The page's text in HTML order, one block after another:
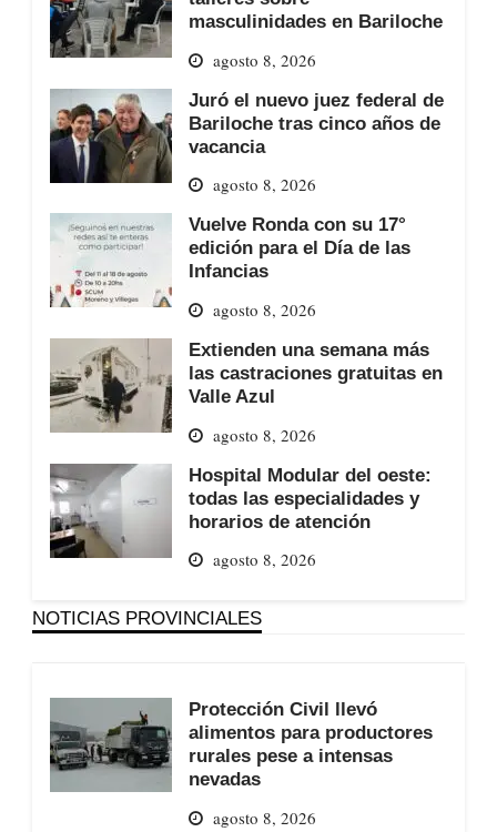
masculinidades en Bariloche
agosto 8, 2026
Juró el nuevo juez federal de
Bariloche tras cinco años de
vacancia
agosto 8, 2026
Vuelve Ronda con su 17°
edición para el Día de las
Infancias
agosto 8, 2026
Extienden una semana más
las castraciones gratuitas en
Valle Azul
agosto 8, 2026
Hospital Modular del oeste:
todas las especialidades y
horarios de atención
agosto 8, 2026
NOTICIAS PROVINCIALES
Protección Civil llevó
alimentos para productores
rurales pese a intensas
nevadas
agosto 8, 2026